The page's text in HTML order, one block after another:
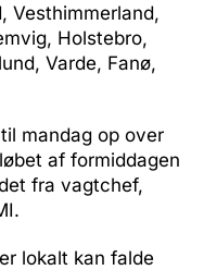
Vesthimmerland,
Holstebro,
Varde, Fanø,
mandag op over
af formiddagen
fra vagtchef,
lokalt kan falde